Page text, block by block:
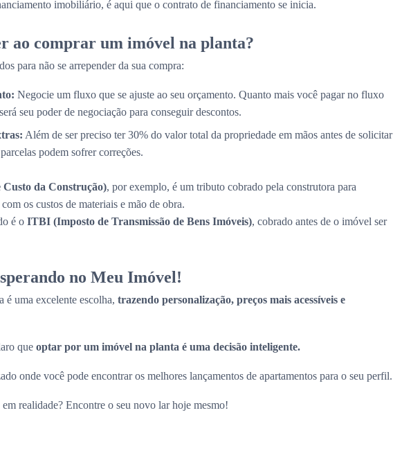
imobiliário, é aqui que o contrato de financiamento se inicia.
ao comprar um imóvel na planta?
para não se arrepender da sua compra:
Negocie um fluxo que se ajuste ao seu orçamento. Quanto mais você pagar no fluxo
seu poder de negociação para conseguir descontos.
Além de ser preciso ter 30% do valor total da propriedade em mãos antes de solicitar
podem sofrer correções.
da Construção), por exemplo, é um tributo cobrado pela construtora para
os custos de materiais e mão de obra.
é o ITBI (Imposto de Transmissão de Bens Imóveis), cobrado antes de o imóvel ser
no Meu Imóvel!
é uma excelente escolha, trazendo personalização, preços mais acessíveis e
que optar por um imóvel na planta é uma decisão inteligente.
onde você pode encontrar os melhores lançamentos de apartamentos para o seu perfil.
realidade? Encontre o seu novo lar hoje mesmo!